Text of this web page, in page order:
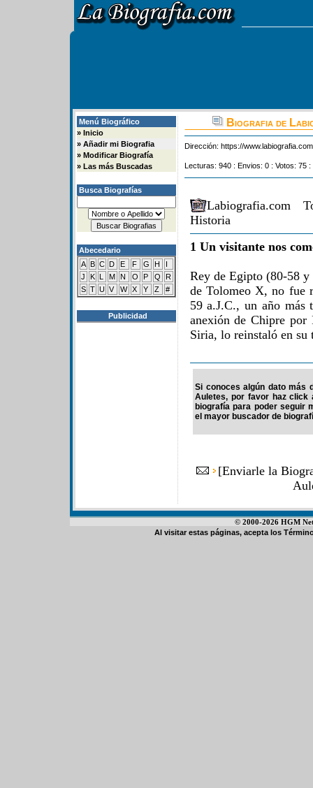
Menú Biográfico
» Inicio
» Añadir mi Biografia
» Modificar Biografía
» Las más Buscadas
Busca Biografías
Abecedario
A B C D E F G H
I
J
K L M N O P Q
R
S T U V W X Y Z #
Publicidad
Biografia de
Dirección: https://
Lecturas: 940 : Envios: 0 : Votos: 75
Labiografia.com
Historia
1 Un visitante nos
Rey de Egipto (80-58
de Tolomeo X, no fue
59 a.J.C., un año más
anexión de Chipre
Siria, lo reinstaló en su
Si conoces algún dato más
Auletes, por favor haz click
biografía para poder seguir
el mayor buscador de
[Enviarle la
© 2000-2026 HGM
Al visitar estas páginas, acepta los